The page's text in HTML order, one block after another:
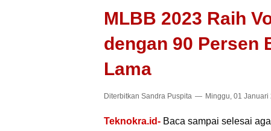
MLBB 2023 Raih
dengan 90 Persen
Lama
Diterbitkan Sandra Puspita Minggu, 01 Januari
Teknokra.id- Baca sampai selesai